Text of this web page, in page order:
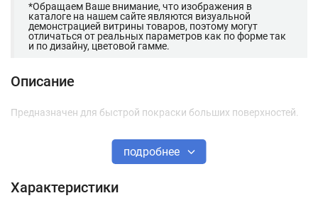
*Обращаем Ваше внимание, что изображения в
каталоге на нашем сайте являются визуальной
демонстрацией витрины товаров, поэтому могут
отличаться от реальных параметров как по форме так
и по дизайну, цветовой гамме.
Описание
Предназначен для быстрой покраски больших поверхностей.
подробнее
Характеристики